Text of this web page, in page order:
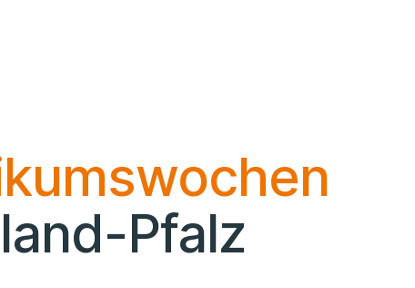
Pfalz